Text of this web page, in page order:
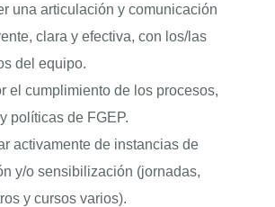
una articulación y comunicación
clara y efectiva, con los/las
del equipo.
el cumplimiento de los procesos,
políticas de FGEP.
activamente de instancias de
y/o sensibilización (jornadas,
y cursos varios).